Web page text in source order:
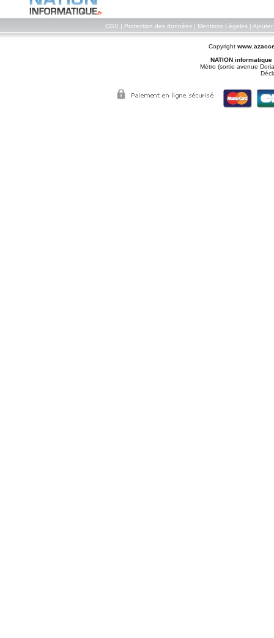
CGV| Protection des données| Mentions Légales| Ajouter
Copyright
NATION informatique
Métro (sortie avenue